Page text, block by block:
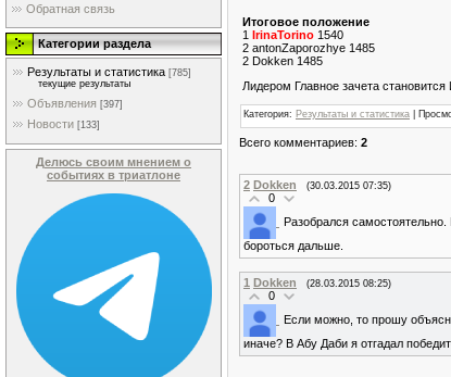
Обратная связь
Категории раздела
Результаты и статистика [785]
текущие результаты
Объявления [397]
Новости [133]
Делюсь своим мнением о
событиях в триатлоне
Итоговое положение
1
IrinaTorino 1540
2 antonZaporozhye 1485
2 Dokken 1485
Лидером Главное зачета
Категория: Результаты и статистика
Всего комментариев: 2
2 Dokken (30.03.2015 07:35)
0
Разобрался самостоятельно.
бороться дальше.
1 Dokken (28.03.2015 08:25)
0
Если можно, то прошу
иначе? В Абу Даби я отгадал